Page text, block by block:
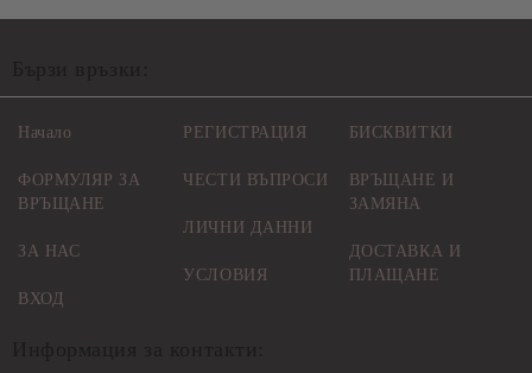
Начало
ФОРМУЛЯР ЗА
ВРЪЩАНЕ
ЗА НАС
ВХОД
РЕГИСТРАЦИЯ
ЧЕСТИ ВЪПРОСИ
ЛИЧНИ ДАННИ
УСЛОВИЯ
БИСКВИТКИ
ВРЪЩАНЕ И
ЗАМЯНА
ДОСТАВКА И
ПЛАЩАНЕ